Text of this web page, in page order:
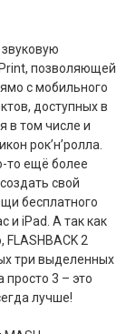
позволяющей
с мобильного
доступных в
в том числе и
рок’н’ролла.
то ещё более
свой
бесплатного
и iPad. А так как
2
три выделенных
3 – это
лучше!